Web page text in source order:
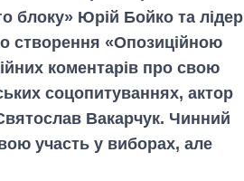
блоку» Юрій Бойко та лідер
створення «Опозиційною
коментарів про свою
соцопитуваннях, актор
Вакарчук. Чинний
участь у виборах, але